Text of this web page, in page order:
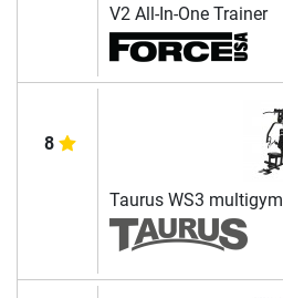
V2 All-In-One Trainer
8
Taurus WS3 multigym